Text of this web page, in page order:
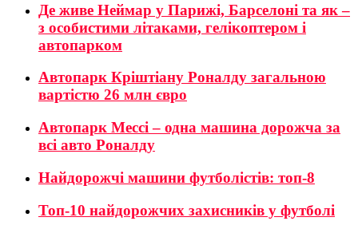
Де живе Неймар у Парижі, Барселоні та як –
з особистими літаками, гелікоптером і
автопарком
Автопарк Кріштіану Роналду загальною
вартістю 26 млн євро
Автопарк Мессі – одна машина дорожча за
всі авто Роналду
Найдорожчі машини футболістів: топ-8
Топ-10 найдорожчих захисників у футболі